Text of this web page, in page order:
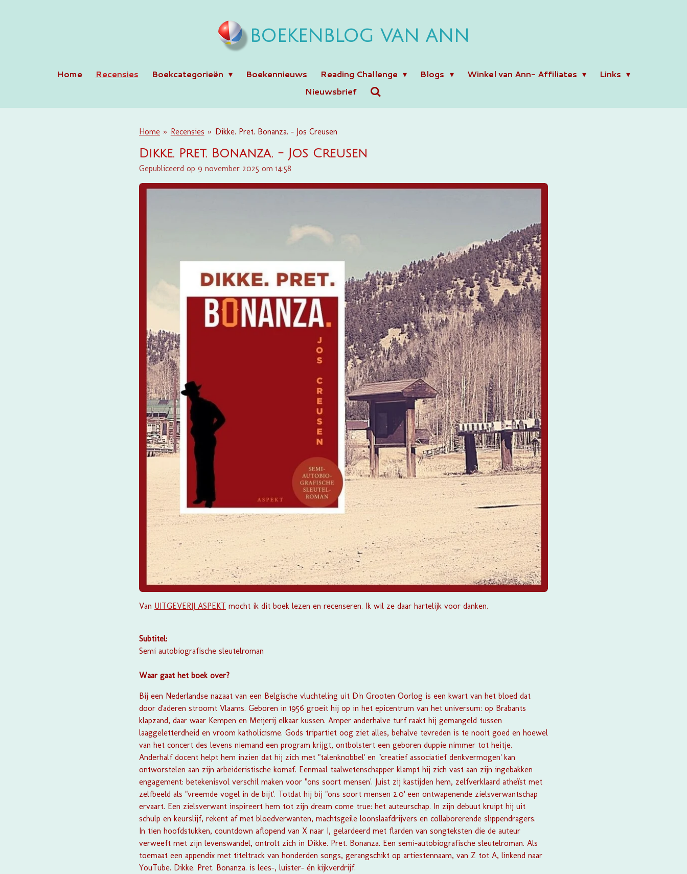
BOEKENBLOG VAN ANN
Home Recensies Boekcategorieën Boekennieuws Reading Challenge Blogs Winkel van Ann- Affiliates
Links
Nieuwsbrief
Home » Recensies » Dikke. Pret. Bonanza. - Jos Creusen
Dikke. Pret. Bonanza. - Jos Creusen
Gepubliceerd op 9 november 2025 om 14:58
Van UITGEVERIJ ASPEKT mocht ik dit boek lezen en recenseren. Ik wil ze daar hartelijk voor danken.
Subtitel:
Semi autobiografische sleutelroman
Waar gaat het boek over?
Bij een Nederlandse nazaat van een Belgische vluchteling uit D'n Grooten Oorlog is een kwart van het bloed dat
door d'aderen stroomt Vlaams. Geboren in 1956 groeit hij op in het epicentrum van het universum: op Brabants
klapzand, daar waar Kempen en Meijerij elkaar kussen. Amper anderhalve turf raakt hij gemangeld tussen
laaggeletterdheid en vroom katholicisme. Gods tripartiet oog ziet alles, behalve tevreden is te nooit goed en hoewel
van het concert des levens niemand een program krijgt, ontbolstert een geboren duppie nimmer tot heitje.
Anderhalf docent helpt hem inzien dat hij zich met "talenknobbel' en "creatief associatief denkvermogen' kan
ontworstelen aan zijn arbeideristische komaf. Eenmaal taalwetenschapper klampt hij zich vast aan zijn ingebakken
engagement: betekenisvol verschil maken voor "ons soort mensen'. Juist zij kastijden hem, zelfverklaard atheïst met
zelfbeeld als "vreemde vogel in de bijt'. Totdat hij bij "ons soort mensen 2.0' een ontwapenende zielsverwantschap
ervaart. Een zielsverwant inspireert hem tot zijn dream come true: het auteurschap. In zijn debuut kruipt hij uit
schulp en keurslijf, rekent af met bloedverwanten, machtsgeile loonslaafdrijvers en collaborerende slippendragers.
In tien hoofdstukken, countdown aflopend van X naar I, gelardeerd met flarden van songteksten die de auteur
verweeft met zijn levenswandel, ontrolt zich in Dikke. Pret. Bonanza. Een semi-autobiografische sleutelroman. Als
toemaat een appendix met titeltrack van honderden songs, gerangschikt op artiestennaam, van Z tot A, linkend naar
YouTube. Dikke. Pret. Bonanza. is lees-, luister- én kijkverdrijf.